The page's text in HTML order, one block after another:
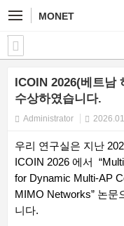
MONET
ICOIN 2026(베트남
수상하였습니다.
Administrator
우리 연구실은 지난
ICOIN 2026 에서
for Dynamic Multi-AP
MIMO Networks” 논문
니다.